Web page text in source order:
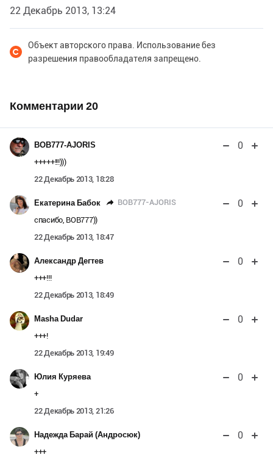
22 Декабрь 2013, 13:24
Объект авторского права. Использование без
разрешения правообладателя запрещено.
Комментарии 20
BOB777-AJORIS 0
+++++!!!)))
22 Декабрь 2013, 18:28
Екатерина Бабок BOB777-AJORIS 0
спасибо, BOB777))
22 Декабрь 2013, 18:47
Александр Дегтев 0
+++!!!
22 Декабрь 2013, 18:49
Masha Dudar 0
+++!
22 Декабрь 2013, 19:49
Юлия Куряева 0
+
22 Декабрь 2013, 21:26
Надежда Барай (Андросюк) 0
+++